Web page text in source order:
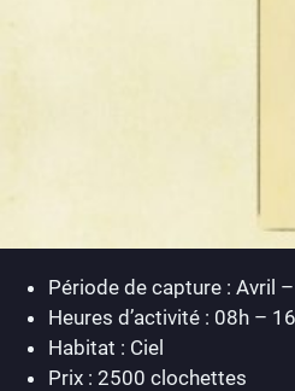
Période de capture : Avril
Heures d’activité : 08h –
Habitat : Ciel
Prix : 2500 clochettes